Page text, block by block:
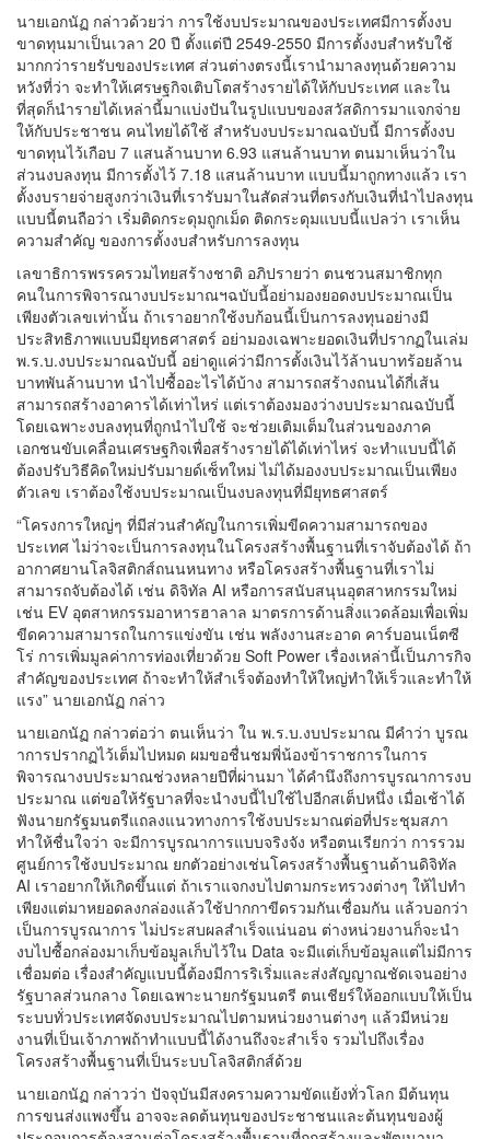
นายเอกนัฏ กล่าวด้วยว่า การใช้งบประมาณของประเทศมีการตั้งงบ
ขาดทุนมาเป็นเวลา 20 ปี ตั้งแต่ปี 2549-2550 มีการตั้งงบสำหรับใช้
มากกว่ารายรับของประเทศ ส่วนต่างตรงนี้เรานำมาลงทุนด้วยความ
หวังที่ว่า จะทำให้เศรษฐกิจเติบโตสร้างรายได้ให้กับประเทศ และใน
ที่สุดก็นำรายได้เหล่านี้มาแบ่งปันในรูปแบบของสวัสดิการมาแจกจ่าย
ให้กับประชาชน คนไทยได้ใช้ สำหรับงบประมาณฉบับนี้ มีการตั้งงบ
ขาดทุนไว้เกือบ 7 แสนล้านบาท 6.93 แสนล้านบาท ตนมาเห็นว่าใน
ส่วนงบลงทุน มีการตั้งไว้ 7.18 แสนล้านบาท แบบนี้มาถูกทางแล้ว เรา
ตั้งงบรายจ่ายสูงกว่าเงินที่เรารับมาในสัดส่วนที่ตรงกับเงินที่นำไปลงทุน
แบบนี้ตนถือว่า เริ่มติดกระดุมถูกเม็ด ติดกระดุมแบบนี้แปลว่า เราเห็น
ความสำคัญ ของการตั้งงบสำหรับการลงทุน
เลขาธิการพรรครวมไทยสร้างชาติ อภิปรายว่า ตนชวนสมาชิกทุก
คนในการพิจารณางบประมาณฯฉบับนี้อย่ามองยอดงบประมาณเป็น
เพียงตัวเลขเท่านั้น ถ้าเราอยากใช้งบก้อนนี้เป็นการลงทุนอย่างมี
ประสิทธิภาพแบบมียุทธศาสตร์ อย่ามองเฉพาะยอดเงินที่ปรากฏในเล่ม
พ.ร.บ.งบประมาณฉบับนี้ อย่าดูแค่ว่ามีการตั้งเงินไว้ล้านบาทร้อยล้าน
บาทพันล้านบาท นำไปซื้ออะไรได้บ้าง สามารถสร้างถนนได้กี่เส้น
สามารถสร้างอาคารได้เท่าไหร่ แต่เราต้องมองว่างบประมาณฉบับนี้
โดยเฉพาะงบลงทุนที่ถูกนำไปใช้ จะช่วยเติมเต็มในส่วนของภาค
เอกชนขับเคลื่อนเศรษฐกิจเพื่อสร้างรายได้ได้เท่าไหร่ จะทำแบบนี้ได้
ต้องปรับวิธีคิดใหม่ปรับมายด์เซ็ทใหม่ ไม่ได้มองงบประมาณเป็นเพียง
ตัวเลข เราต้องใช้งบประมาณเป็นงบลงทุนที่มียุทธศาสตร์
“โครงการใหญ่ๆ ที่มีส่วนสำคัญในการเพิ่มขีดความสามารถของ
ประเทศ ไม่ว่าจะเป็นการลงทุนในโครงสร้างพื้นฐานที่เราจับต้องได้ ถ้า
อากาศยานโลจิสติกส์ถนนหนทาง หรือโครงสร้างพื้นฐานที่เราไม่
สามารถจับต้องได้ เช่น ดิจิทัล AI หรือการสนับสนุนอุตสาหกรรมใหม่
เช่น EV อุตสาหกรรมอาหารฮาลาล มาตรการด้านสิ่งแวดล้อมเพื่อเพิ่ม
ขีดความสามารถในการแข่งขัน เช่น พลังงานสะอาด คาร์บอนเน็ตซี
โร่ การเพิ่มมูลค่าการท่องเที่ยวด้วย Soft Power เรื่องเหล่านี้เป็นภารกิจ
สำคัญของประเทศ ถ้าจะทำให้สำเร็จต้องทำให้ใหญ่ทำให้เร็วและทำให้
แรง” นายเอกนัฏ กล่าว
นายเอกนัฏ กล่าวต่อว่า ตนเห็นว่า ใน พ.ร.บ.งบประมาณ มีคำว่า บูรณ
าการปรากฏไว้เต็มไปหมด ผมขอชื่นชมพี่น้องข้าราชการในการ
พิจารณางบประมาณช่วงหลายปีที่ผ่านมา ได้คำนึงถึงการบูรณาการงบ
ประมาณ แต่ขอให้รัฐบาลที่จะนำงบนี้ไปใช้ไปอีกสเต็ปหนึ่ง เมื่อเช้าได้
ฟังนายกรัฐมนตรีแถลงแนวทางการใช้งบประมาณต่อที่ประชุมสภา
ทำให้ชื่นใจว่า จะมีการบูรณาการแบบจริงจัง หรือตนเรียกว่า การรวม
ศูนย์การใช้งบประมาณ ยกตัวอย่างเช่นโครงสร้างพื้นฐานด้านดิจิทัล
AI เราอยากให้เกิดขึ้นแต่ ถ้าเราแจกงบไปตามกระทรวงต่างๆ ให้ไปทำ
เพียงแต่มาหยอดลงกล่องแล้วใช้ปากกาขีดรวมกันเชื่อมกัน แล้วบอกว่า
เป็นการบูรณาการ ไม่ประสบผลสำเร็จแน่นอน ต่างหน่วยงานก็จะนำ
งบไปซื้อกล่องมาเก็บข้อมูลเก็บไว้ใน Data จะมีแต่เก็บข้อมูลแต่ไม่มีการ
เชื่อมต่อ เรื่องสำคัญแบบนี้ต้องมีการริเริ่มและส่งสัญญาณชัดเจนอย่าง
รัฐบาลส่วนกลาง โดยเฉพาะนายกรัฐมนตรี ตนเชียร์ให้ออกแบบให้เป็น
ระบบทั่วประเทศจัดงบประมาณไปตามหน่วยงานต่างๆ แล้วมีหน่วย
งานที่เป็นเจ้าภาพถ้าทำแบบนี้ได้งานถึงจะสำเร็จ รวมไปถึงเรื่อง
โครงสร้างพื้นฐานที่เป็นระบบโลจิสติกส์ด้วย
นายเอกนัฏ กล่าวว่า ปัจจุบันมีสงครามความขัดแย้งทั่วโลก มีต้นทุน
การขนส่งแพงขึ้น อาจจะลดต้นทุนของประชาชนและต้นทุนของผู้